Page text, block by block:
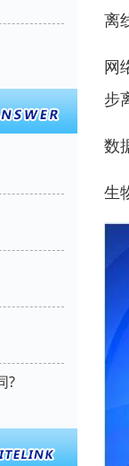
?
离
网
步
数
生